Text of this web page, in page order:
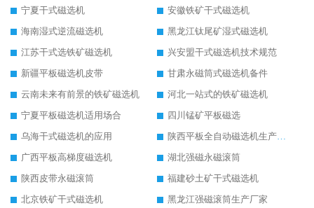
宁夏干式磁选机
安徽铁矿干式磁选机
海南湿式逆流磁选机
黑龙江钛尾矿湿式磁选机
江苏干式选铁矿磁选机
兴安盟干式磁选机技术规范
新疆平板磁选机皮带
甘肃永磁筒式磁选机备件
云南未来有前景的铁矿磁选机
河北一站式的铁矿磁选机
宁夏平板磁选机适用场合
四川锰矿平板磁选
乌海干式磁选机的应用
陕西平板全自动磁选机生产厂家
广西平板高梯度磁选机
湖北强磁永磁滚筒
陕西皮带永磁滚筒
福建砂土矿干式磁选机
北京铁矿干式磁选机
黑龙江强磁滚筒生产厂家